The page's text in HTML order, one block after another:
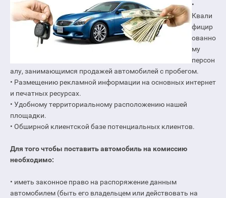
•
Квали
фицир
ованно
му
персон
алу, занимающимся продажей автомобилей с пробегом.
• Размещению рекламной информации на основных интернет
и печатных ресурсах.
• Удобному территориальному расположению нашей
площадки.
• Обширной клиентской базе потенциальных клиентов.
Для того чтобы поставить автомобиль на комиссию
необходимо:
• иметь законное право на распоряжение данным
автомобилем (быть его владельцем или действовать на